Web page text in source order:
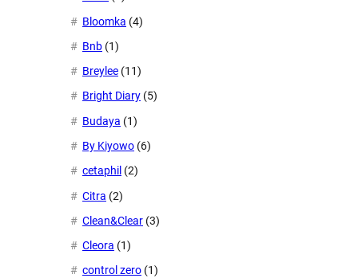
Bloomka (4)
Bnb (1)
Breylee (11)
Bright Diary (5)
Budaya (1)
By Kiyowo (6)
cetaphil (2)
Citra (2)
Clean&Clear (3)
Cleora (1)
control zero (1)